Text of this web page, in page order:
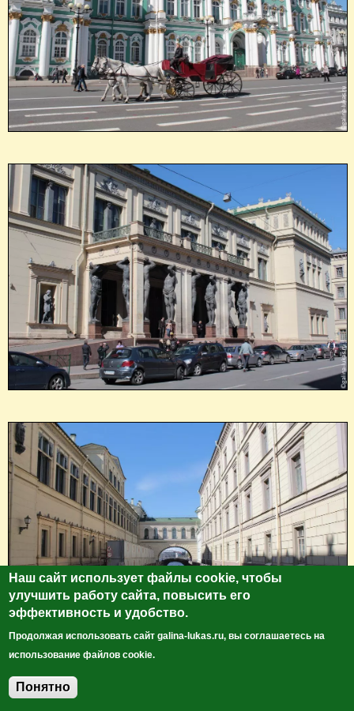
Наш сайт использует файлы cookie, чтобы
улучшить работу сайта, повысить его
эффективность и удобство.
Продолжая использовать сайт galina-lukas.ru, вы соглашаетесь на
использование файлов cookie.
Понятно